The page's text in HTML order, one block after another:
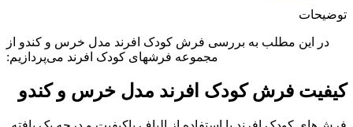
توضیحات
در این مطلب به بررسی فرش کودک افرند مدل خرس و کندو از
مجموعه فرشهای کودک افرند می‌پردازیم:
کیفیت فرش کودک افرند مدل خرس و کندو